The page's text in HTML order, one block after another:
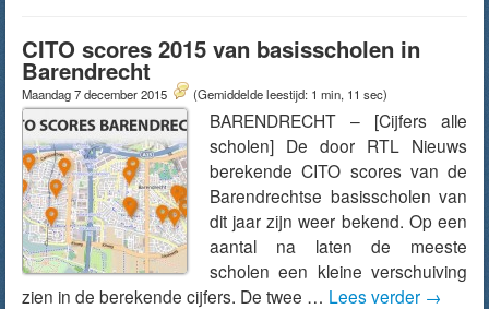
CITO scores 2015 van basisscholen in
Barendrecht
Maandag 7 december 2015 (Gemiddelde leestijd: 1 min, 11 sec)
BARENDRECHT – [Cijfers alle
scholen] De door RTL Nieuws
berekende CITO scores van de
Barendrechtse basisscholen van
dit jaar zijn weer bekend. Op een
aantal na laten de meeste
scholen een kleine verschuiving
zien in de berekende cijfers. De twee … Lees verder →